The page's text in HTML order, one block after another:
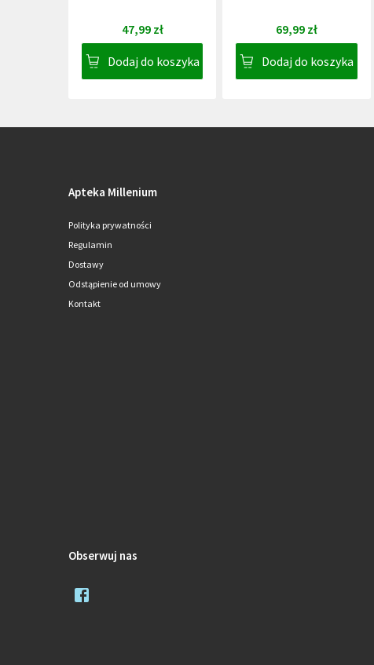
47,99 zł
Dodaj do koszyka
69,99 zł
Dodaj do koszyka
Apteka Millenium
Polityka prywatności
Regulamin
Dostawy
Odstąpienie od umowy
Kontakt
Obserwuj nas